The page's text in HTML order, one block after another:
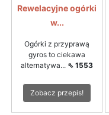
Rewelacyjne ogórki
w...
Ogórki z przyprawą
gyros to ciekawa
alternatywa... ⇖ 1553
Zobacz przepis!